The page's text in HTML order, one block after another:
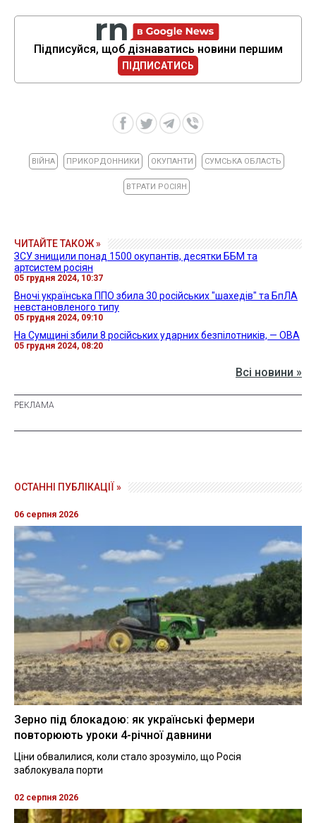
Підписуйся, щоб дізнаватись новини першим
ПІДПИСАТИСЬ
ВІЙНА ПРИКОРДОННИКИ ОКУПАНТИ СУМСЬКА ОБЛАСТЬ
ВТРАТИ РОСІЯН
ЧИТАЙТЕ ТАКОЖ »
ЗСУ знищили понад 1500 окупантів, десятки ББМ та
артсистем росіян
05 грудня 2024, 10:37
Вночі українська ППО збила 30 російських "шахедів" та БпЛА
невстановленого типу
05 грудня 2024, 09:10
На Сумщині збили 8 російських ударних безпілотників, — ОВА
05 грудня 2024, 08:20
Всі новини »
ОСТАННІ ПУБЛІКАЦІЇ »
06 серпня 2026
Зерно під блокадою: як українські фермери
повторюють уроки 4-річної давнини
Ціни обвалилися, коли стало зрозуміло, що Росія
заблокувала порти
02 серпня 2026